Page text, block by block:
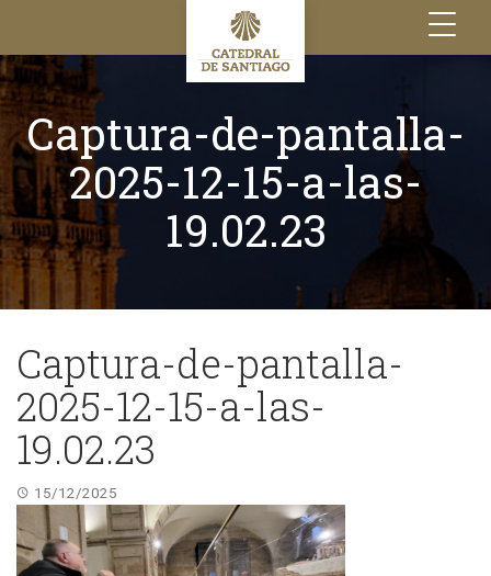
Toggle
navigation
Captura-de-pantalla-
2025-12-15-a-las-
19.02.23
Captura-de-pantalla-
2025-12-15-a-las-
19.02.23
15/12/2025